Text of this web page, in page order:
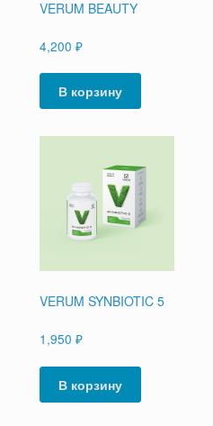
VERUM BEAUTY
4,200₽
В корзину
VERUM SYNBIOTIC 5
1,950₽
В корзину